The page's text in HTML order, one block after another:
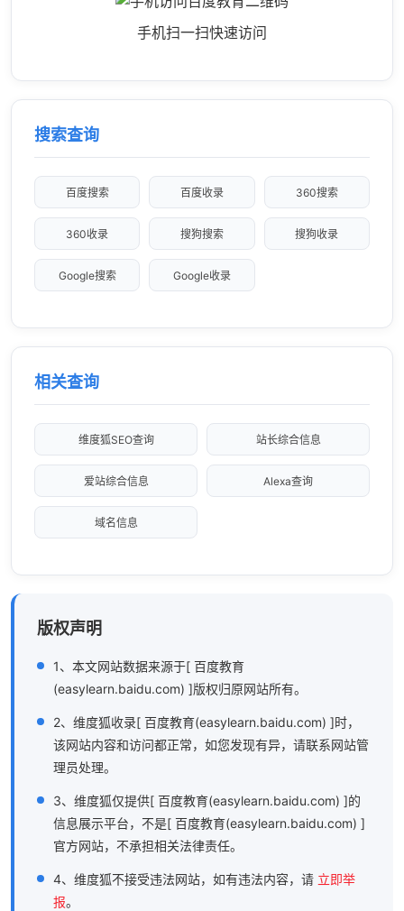
手机扫一扫快速访问
搜索查询
百度搜索 百度收录 360搜索
360收录 搜狗搜索 搜狗收录
Google搜索 Google收录
相关查询
维度狐SEO查询 站长综合信息
爱站综合信息 Alexa查询
域名信息
版权声明
1、本文网站数据来源于[ 百度教育
(easylearn.baidu.com) ]版权归原网站所有。
2、维度狐收录[ 百度教育(easylearn.baidu.com) ]时，
该网站内容和访问都正常，如您发现有异，请联系网站管
理员处理。
3、维度狐仅提供[ 百度教育(easylearn.baidu.com) ]的
信息展示平台，不是[ 百度教育(easylearn.baidu.com) ]
官方网站，不承担相关法律责任。
4、维度狐不接受违法网站，如有违法内容，请 立即举
报。